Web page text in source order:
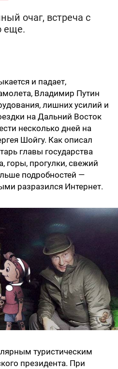
очаг, встреча с
еще.
и падает,
Владимир Путин
лишних усилий и
на Дальний Восток
несколько дней на
Шойгу. Как описал
главы государства
горы, прогулки, свежий
подробностей —
разразился Интернет.
туристическим
президента. При